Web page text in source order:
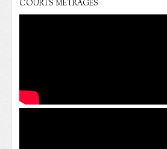
COURTS METRAGES